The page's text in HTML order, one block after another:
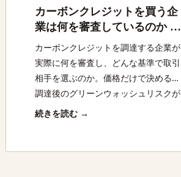
カーボンクレジットを買う企
業は何を審査しているのか —
調達デューデリジェンスの実
務
カーボンクレジットを調達する企業が
実際に何を審査し、どんな基準で取引
相手を選ぶのか。価格だけで決めると
調達後のグリーンウォッシュリスクが
高まる。品質基準・証明要件・契約条
続きを読む →